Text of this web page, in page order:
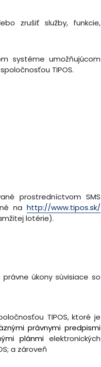
zrušiť služby, funkcie,
systéme umožňujúcom
TIPOS.
prostredníctvom SMS
na http://www.tipos.sk/
lotérie).
úkony súvisiace so
TIPOS, ktoré je
právnymi predpismi
plánmi elektronických
a zároveň